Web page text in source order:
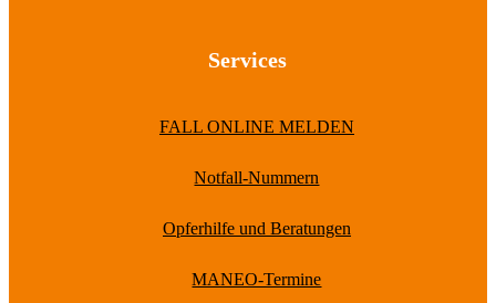
Services
FALL ONLINE MELDEN
Notfall-Nummern
Opferhilfe und Beratungen
MANEO-Termine